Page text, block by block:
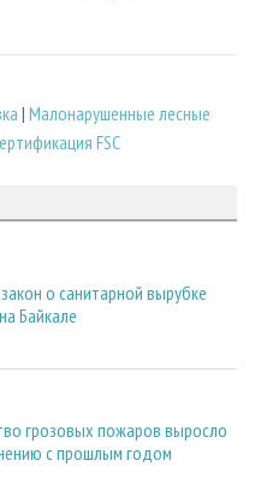
| Малонарушенные лесные
FSC
о санитарной вырубке
Байкале
грозовых пожаров выросло
с прошлым годом